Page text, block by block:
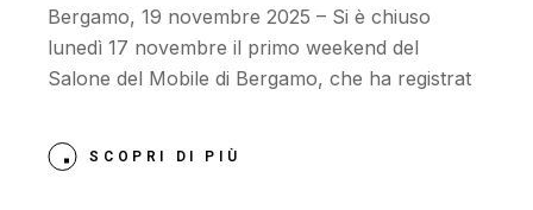
Bergamo, 19 novembre 2025 – Si è chiuso
lunedì 17 novembre il primo weekend del
Salone del Mobile di Bergamo, che ha registrat
SCOPRI DI PIÙ